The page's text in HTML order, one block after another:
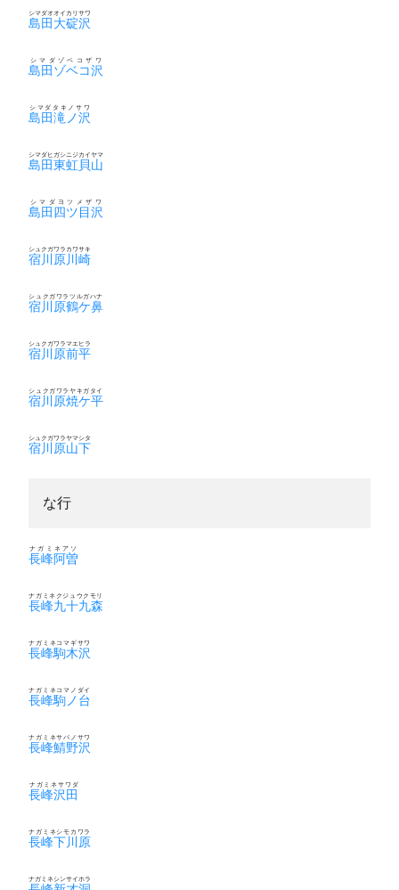
島田大碇沢
シマダオオイカリサワ
島田ゾベコ沢
シマダゾベコザワ
島田滝ノ沢
シマダタキノサワ
島田東虹貝山
シマダヒガシニジカイヤマ
島田四ツ目沢
シマダヨツメザワ
宿川原川崎
シュクガワラカワサキ
宿川原鶴ケ鼻
シュクガワラツルガハナ
宿川原前平
シュクガワラマエヒラ
宿川原焼ケ平
シュクガワラヤキガタイ
宿川原山下
シュクガワラヤマシタ
な行
長峰阿曽
ナガミネアソ
長峰九十九森
ナガミネクジュウクモリ
長峰駒木沢
ナガミネコマギサワ
長峰駒ノ台
ナガミネコマノダイ
長峰鯖野沢
ナガミネサバノサワ
長峰沢田
ナガミネサワダ
長峰下川原
ナガミネシモカワラ
ナガミネシンサイホラ